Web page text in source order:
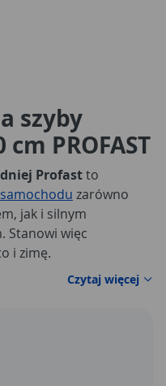
szyby
PROFAST
Profastto
samochodu zarówno
jak i silnym
Stanowi więc
i zimę.
Czytaj więcej